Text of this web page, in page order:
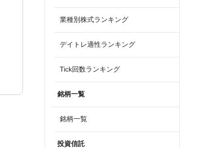
業種別株式ランキング
デイトレ適性ランキング
Tick回数ランキング
銘柄一覧
銘柄一覧
投資信託